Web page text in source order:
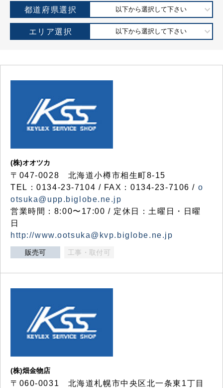
都道府県選択 以下から選択して下さい
エリア選択 以下から選択して下さい
(株)オオツカ
〒047-0028 北海道小樽市相生町8-15
TEL：0134-23-7104 / FAX：0134-23-7106 / o
otsuka@upp.biglobe.ne.jp
営業時間：8:00〜17:00 / 定休日：土曜日・日曜
日
http://www.ootsuka@kvp.biglobe.ne.jp
販売可 工事・取付可
(株)畑金物店
〒060-0031 北海道札幌市中央区北一条東1丁目